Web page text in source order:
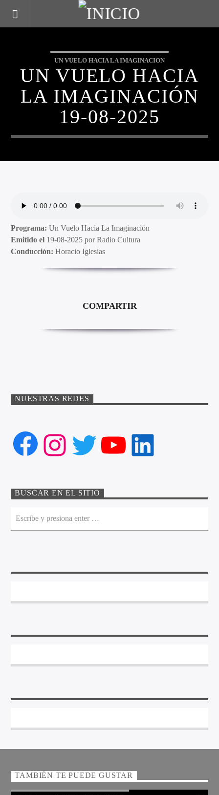
UN VUELO HACIA LA IMAGINACION
UN VUELO HACIA
LA IMAGINACIÓN
19-08-2025
Programa: Un Vuelo Hacia La Imaginación
Emitido el 19-08-2025 por Radio Cultura
Conducción: Horacio Iglesias
COMPARTIR
NUESTRAS REDES
Facebook
Instagram
Twitter
YouTube
LinkedIn
BUSCAR EN EL SITIO
TAMBIÉN TE PUEDE GUSTAR